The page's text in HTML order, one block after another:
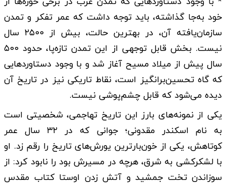
خود به‌جا گذاشته، باید توجه داشت که عمر تفکر و تمدن
سازمان‌یافته آن، در بهترین حالت، بیش از ۲۵۰۰ سال
نیست. بخش قابل توجهی از این تمدن تازه‌پا، حدود ۵۰۰
سال پیش از میلاد مسیح آغاز شد و با وجود دستاوردهایی
که گاه تحسین‌برانگیز است، نقاط تاریکی نیز در تاریخ آن
دیده می‌شود که قابل چشم‌پوشی نیست.
یکی از نمونه‌های بارز این تاریخ تهاجمی، شخصیتی است
به نام اسکندر مقدونی؛ جوانی که در ۳۲ سال عمر
کوتاهش، یکی از خون‌بارترین یورش‌های تاریخ را رقم زد. او
با لشکرکشی به شرق، هرچه در مسیرش بود را نابود کرد: از
سوزاندن تخت جمشید و آتش زدن اوستا کتاب مقدس